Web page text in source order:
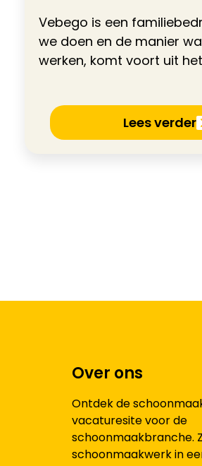
Vebego is een
we doen en de manier
werken, komt voort uit het
Lees verder
Over ons
Ontdek de
vacaturesite voor de
schoonmaakbranche.
schoonmaakwerk in